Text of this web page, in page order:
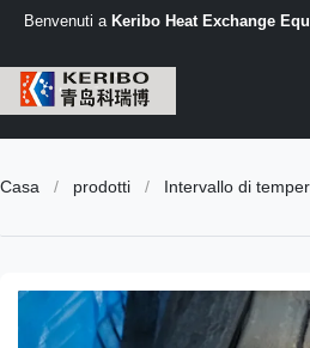
Benvenuti a Keribo Heat Exchange
Casa / prodotti / Intervallo di